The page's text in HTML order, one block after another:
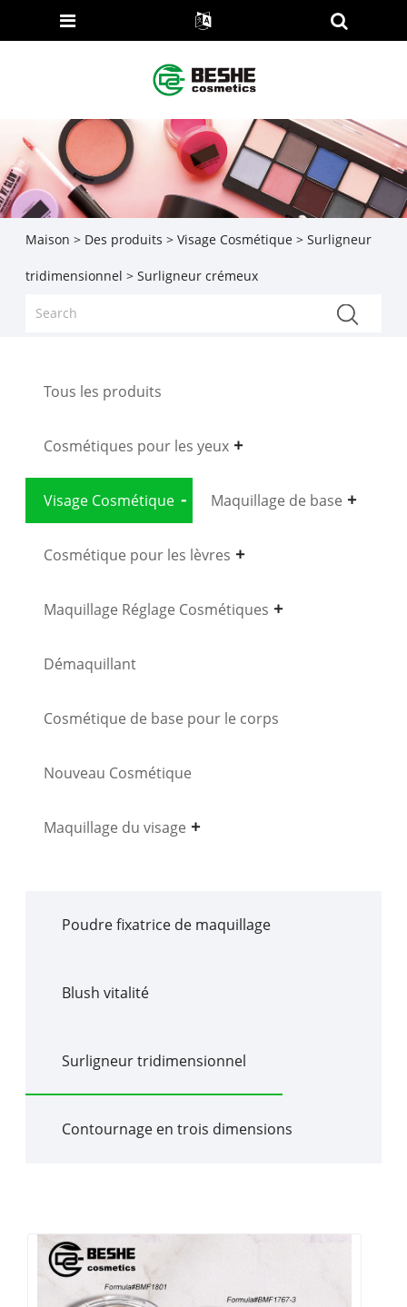
Maison > Des produits > Visage Cosmétique> Surligneur
tridimensionnel > Surligneur crémeux
Tous les produits
Cosmétiques pour les yeux
Visage Cosmétique Maquillage de base
Cosmétique pour les lèvres
Maquillage Réglage Cosmétiques
Démaquillant
Cosmétique de base pour le corps
Nouveau Cosmétique
Maquillage du visage
Poudre fixatrice de maquillage
Blush vitalité
Surligneur tridimensionnel
Contournage en trois dimensions